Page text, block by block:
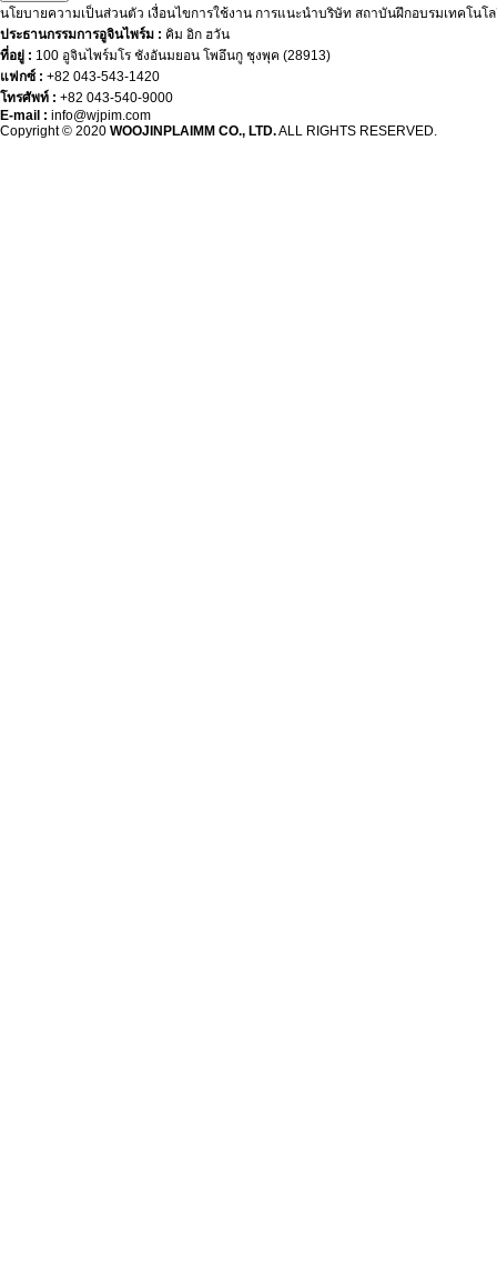
นโยบายความเป็นส่วนตัว เงื่อนไขการใช้งาน การแนะนำบริษัท สถาบันฝึกอบรมเทคโนโ
ประธานกรรมการอูจินไพร์ม : คิม อิก ฮวัน
ที่อยู่ : 100 อูจินไพร์มโร ชังอันมยอน โพอึนกู ชุงพุค (28913)
แฟกซ์ : +82 043-543-1420
โทรศัพท์ : +82 043-540-9000
E-mail : info@wjpim.com
Copyright © 2020 WOOJINPLAIMM CO., LTD.ALL RIGHTS RESERVED.